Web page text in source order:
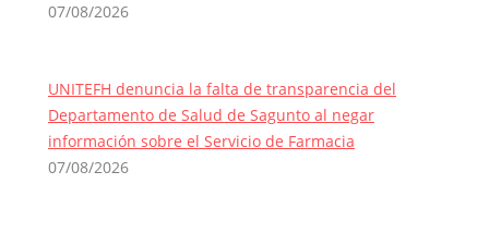
07/08/2026
UNITEFH denuncia la falta de transparencia del
Departamento de Salud de Sagunto al negar
información sobre el Servicio de Farmacia
07/08/2026